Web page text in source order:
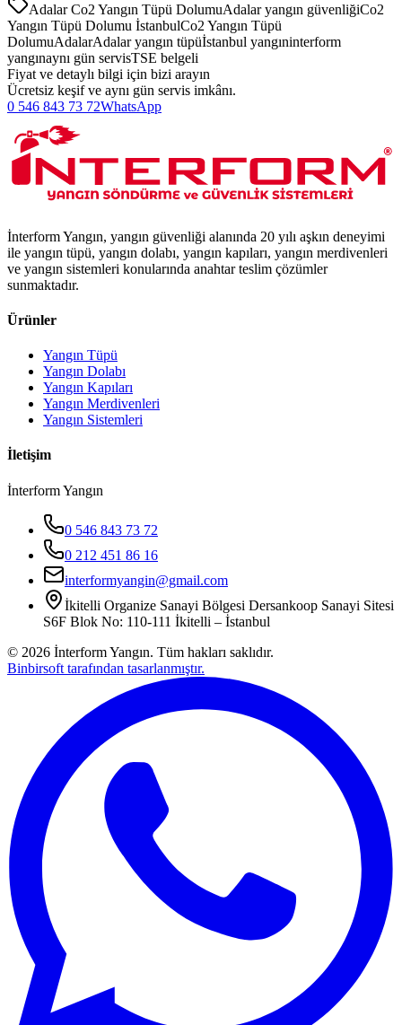
Adalar Co2 Yangın Tüpü DolumuAdalar yangın güvenliğiCo2
Yangın Tüpü Dolumu İstanbulCo2 Yangın Tüpü
DolumuAdalarAdalar yangın tüpüİstanbul yangıninterform
yangınaynı gün servisTSE belgeli
Fiyat ve detaylı bilgi için bizi arayın
Ücretsiz keşif ve aynı gün servis imkânı.
0 546 843 73 72WhatsApp
İnterform Yangın, yangın güvenliği alanında 20 yılı aşkın deneyimi
ile yangın tüpü, yangın dolabı, yangın kapıları, yangın merdivenleri
ve yangın sistemleri konularında anahtar teslim çözümler
sunmaktadır.
Ürünler
Yangın Tüpü
Yangın Dolabı
Yangın Kapıları
Yangın Merdivenleri
Yangın Sistemleri
İletişim
İnterform Yangın
0 546 843 73 72
0 212 451 86 16
interformyangin@gmail.com
İkitelli Organize Sanayi Bölgesi Dersankoop Sanayi Sitesi
S6F Blok No: 110-111 İkitelli – İstanbul
© 2026 İnterform Yangın. Tüm hakları saklıdır.
Binbirsoft tarafından tasarlanmıştır.